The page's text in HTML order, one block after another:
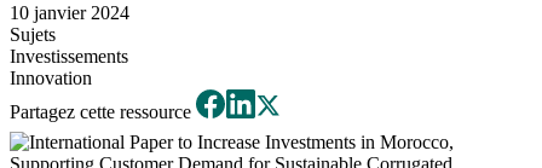
10 janvier 2024
Sujets
Investissements
Innovation
Partagez cette ressource